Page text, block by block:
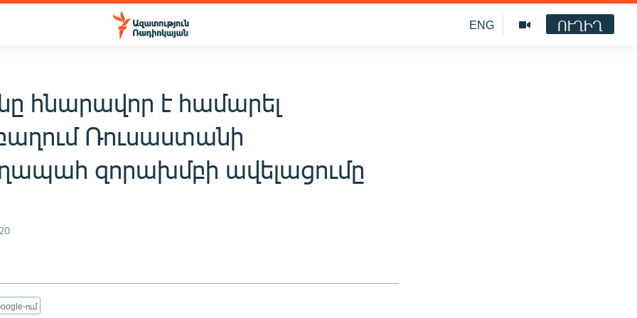
ENG ՈՒՂԻՂ
հնարավոր է համարել
Ռուսաստանի
զորախմբի ավելացումը
ում